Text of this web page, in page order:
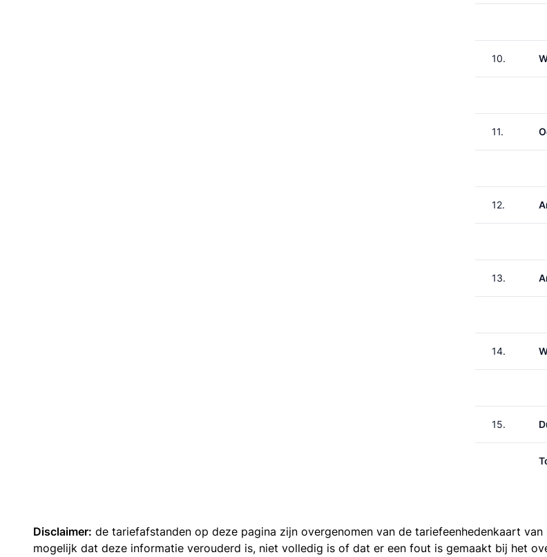
10.
11.
12.
13.
14.
15.
Disclaimer: de tariefafstanden op deze pagina zijn overgenomen van de tariefeenhedenkaart van
mogelijk dat deze informatie verouderd is, niet volledig is of dat er een fout is gemaakt bij het